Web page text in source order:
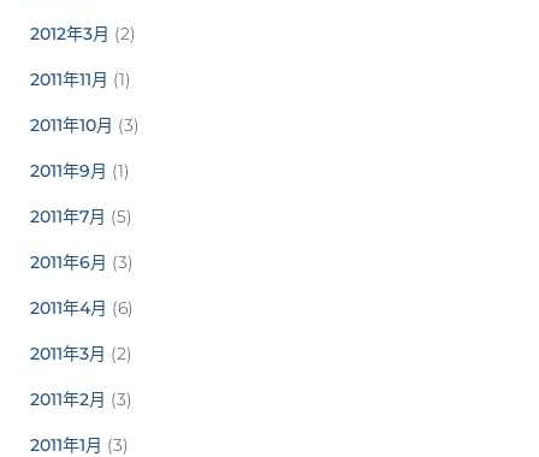
2012年3月 (2)
2011年11月 (1)
2011年10月 (3)
2011年9月 (1)
2011年7月 (5)
2011年6月 (3)
2011年4月 (6)
2011年3月 (2)
2011年2月 (3)
2011年1月 (3)